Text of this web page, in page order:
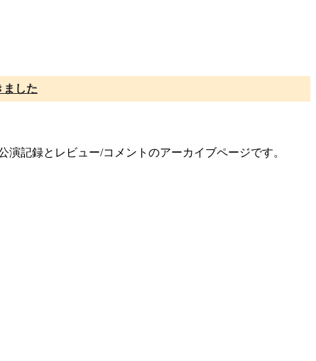
ました
記録とレビュー/コメントのアーカイブページです。